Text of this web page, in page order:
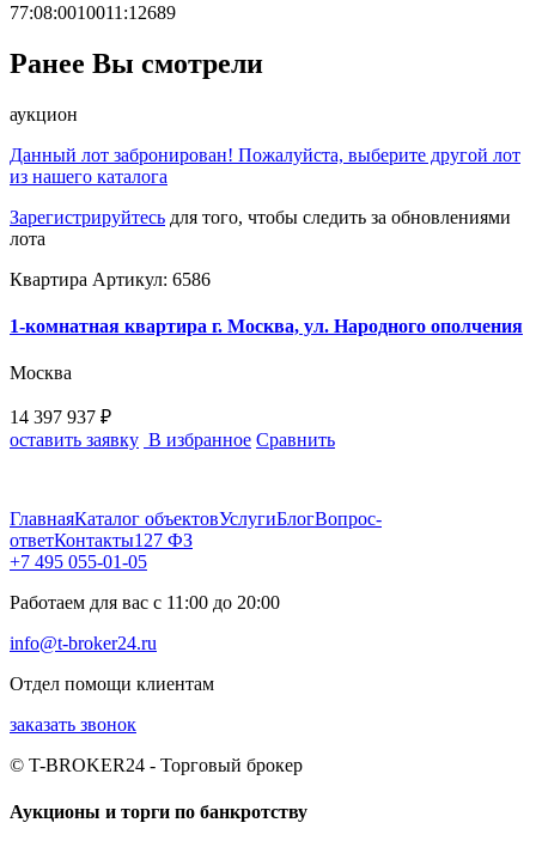
77:08:0010011:12689
Ранее Вы смотрели
аукцион
Данный лот забронирован! Пожалуйста, выберите другой лот
из нашего каталога
Зарегистрируйтесь для того, чтобы следить за обновлениями
лота
Квартира Артикул: 6586
1-комнатная квартира г. Москва, ул. Народного ополчения
Москва
14 397 937 ₽
оставить заявку В избранное Сравнить
ГлавнаяКаталог объектовУслугиБлогВопрос-
ответКонтакты127 ФЗ
+7 495 055-01-05
Работаем для вас с 11:00 до 20:00
info@t-broker24.ru
Отдел помощи клиентам
заказать звонок
© T-BROKER24 - Торговый брокер
Аукционы и торги по банкротству